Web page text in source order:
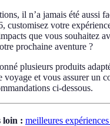
il n’a jamais été aussi
customisez votre
que vous souhaitez
prochaine aventure ?
plusieurs produits
voyage et vous assurer un
ci-dessous.
loin : meilleures